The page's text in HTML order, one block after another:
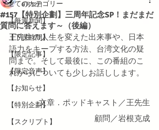
全てのカテゴリー
【每週新聞】
【下課時間】
【限定記事】
【限定音声】
【お知らせ】
【特別企劃】
【スクリプト】
#157【特別企劃】三周年記念SP！まだまだ
質問に答えます～（後編）
6月12日
王先生の人生を変えた出来事や、日本
語力をキープする方法、台湾文化の疑
問まで。そして最後に、この番組のこ
れからについても少しお話しします。
文章．ポッドキャスト／王先生
顧問／岩根克成